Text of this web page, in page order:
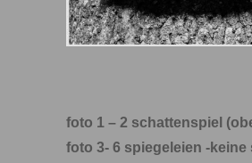
foto 1 – 2 schattenspiel
foto 3- 6 spiegeleien -keine